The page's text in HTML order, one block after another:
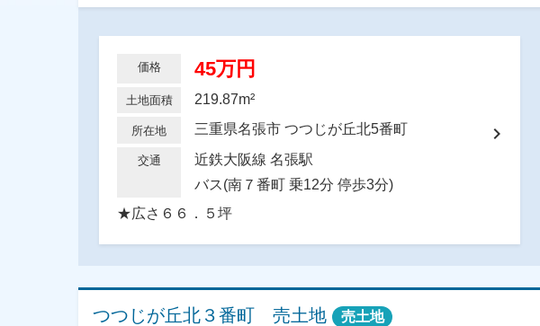
chevron_right
価格 45万円
土地面積 219.87m²
所在地 三重県名張市 つつじが丘北5番町
交通
近鉄大阪線 名張駅
バス(南７番町 乗12分 停歩3分)
★広さ６６．５坪
つつじが丘北３番町 売土地 売土地